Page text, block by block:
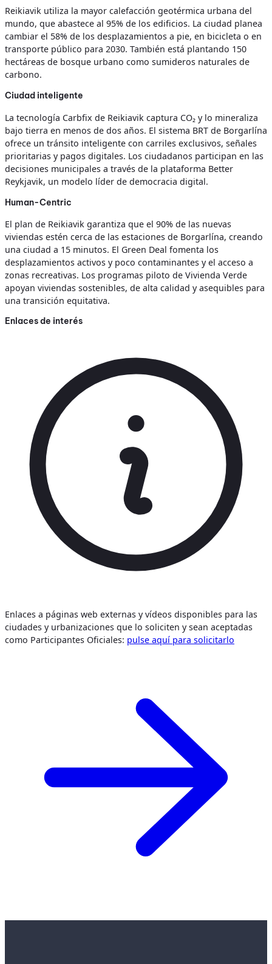
Reikiavik utiliza la mayor calefacción geotérmica urbana del
mundo, que abastece al 95% de los edificios. La ciudad planea
cambiar el 58% de los desplazamientos a pie, en bicicleta o en
transporte público para 2030. También está plantando 150
hectáreas de bosque urbano como sumideros naturales de
carbono.
Ciudad inteligente
La tecnología Carbfix de Reikiavik captura CO₂ y lo mineraliza
bajo tierra en menos de dos años. El sistema BRT de Borgarlína
ofrece un tránsito inteligente con carriles exclusivos, señales
prioritarias y pagos digitales. Los ciudadanos participan en las
decisiones municipales a través de la plataforma Better
Reykjavik, un modelo líder de democracia digital.
Human-Centric
El plan de Reikiavik garantiza que el 90% de las nuevas
viviendas estén cerca de las estaciones de Borgarlína, creando
una ciudad a 15 minutos. El Green Deal fomenta los
desplazamientos activos y poco contaminantes y el acceso a
zonas recreativas. Los programas piloto de Vivienda Verde
apoyan viviendas sostenibles, de alta calidad y asequibles para
una transición equitativa.
Enlaces de interés
Enlaces a páginas web externas y vídeos disponibles para las
ciudades y urbanizaciones que lo soliciten y sean aceptadas
como Participantes Oficiales: pulse aquí para solicitarlo